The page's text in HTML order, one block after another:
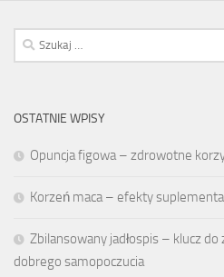
Szukaj:
OSTATNIE WPISY
Opuncja figowa – zdrowotne
Korzeń maca – efekty
Zbilansowany jadłospis – klucz
dobrego samopoczucia